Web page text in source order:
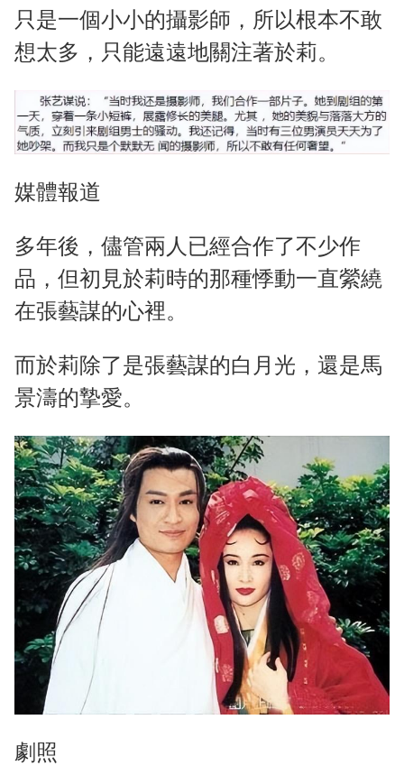
只是一個小小的攝影師，所以根本不敢
想太多，只能遠遠地關注著於莉。
媒體報道
多年後，儘管兩人已經合作了不少作
品，但初見於莉時的那種悸動一直縈繞
在張藝謀的心裡。
而於莉除了是張藝謀的白月光，還是馬
景濤的摯愛。
劇照